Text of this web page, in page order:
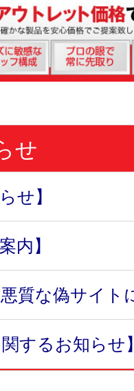
せ
せ】
内】
質な偽サイト
するお知らせ